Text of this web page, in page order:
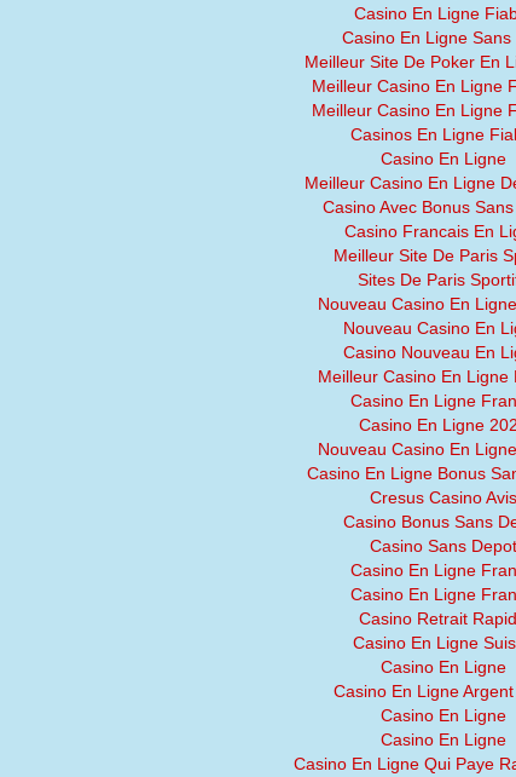
Casino En Ligne
Casino En Ligne Sans
Meilleur Site De Poker En
Meilleur Casino En Ligne
Meilleur Casino En Ligne
Casinos En Ligne
Casino En Ligne
Meilleur Casino En Ligne
Casino Avec Bonus
Casino Francais En
Meilleur Site De Paris
Sites De Paris
Nouveau Casino En
Nouveau Casino En
Casino Nouveau En
Meilleur Casino En Ligne
Casino En Ligne
Casino En Ligne
Nouveau Casino En
Casino En Ligne Bonus
Cresus Casino Avis
Casino Bonus Sans
Casino Sans Depot
Casino En Ligne
Casino En Ligne
Casino Retrait
Casino En Ligne
Casino En Ligne
Casino En Ligne
Casino En Ligne
Casino En Ligne
Casino En Ligne Qui Paye